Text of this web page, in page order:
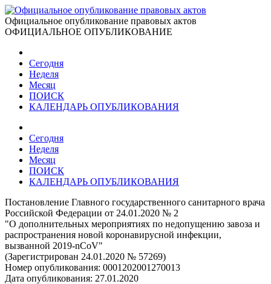
Официальное опубликование правовых актов
ОФИЦИАЛЬНОЕ ОПУБЛИКОВАНИЕ
Сегодня
Неделя
Месяц
ПОИСК
КАЛЕНДАРЬ ОПУБЛИКОВАНИЯ
Сегодня
Неделя
Месяц
ПОИСК
КАЛЕНДАРЬ ОПУБЛИКОВАНИЯ
Постановление Главного государственного санитарного врача
Российской Федерации от 24.01.2020 № 2
"О дополнительных мероприятиях по недопущению завоза и
распространения новой коронавирусной инфекции,
вызванной 2019-nCoV"
(Зарегистрирован 24.01.2020 № 57269)
Номер опубликования: 0001202001270013
Дата опубликования: 27.01.2020